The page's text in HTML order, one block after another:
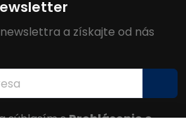
a získajte od nás
súhlasím sPrehlásenie o